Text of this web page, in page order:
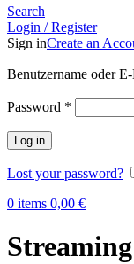
Search
Login / Register
Sign inCreate an
Benutzername oder
Password *
Log in
Lost your password?
0 items 0,00 €
Streaming